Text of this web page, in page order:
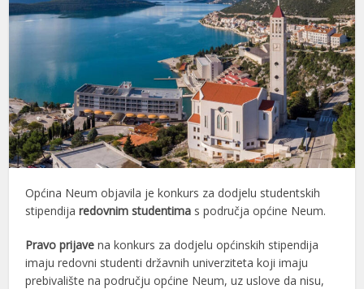
Općina Neum objavila je konkurs za dodjelu studentskih
stipendijaredovnim studentima s područja općine Neum.
Pravo prijave na konkurs za dodjelu općinskih stipendija
imaju redovni studenti državnih univerziteta koji imaju
prebivalište na području općine Neum, uz uslove da nisu,